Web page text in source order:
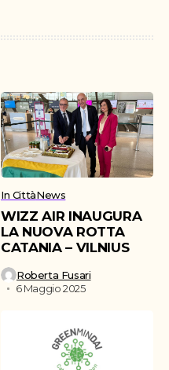
In CittàNews
WIZZ AIR INAUGURA
LA NUOVA ROTTA
CATANIA – VILNIUS
Roberta Fusari
6 Maggio 2025